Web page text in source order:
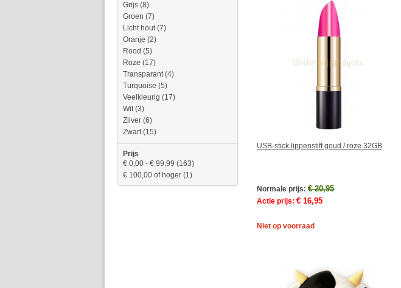
USB-stick lippenstift goud / roze 32GB
Normale prijs: € 20,95
Actie prijs: € 16,95
Niet op voorraad
Grijs (8)
Groen (7)
Licht hout(7)
Oranje (2)
Rood (5)
Roze (17)
Transparant(4)
Turquoise (5)
Veelkleurig (17)
Wit(3)
Zilver (6)
Zwart(15)
Prijs
€ 0,00 - € 99,99 (163)
€ 100,00 of hoger (1)